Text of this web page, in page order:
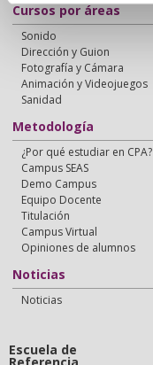
Cursos por áreas
Sonido
Dirección y Guion
Fotografía y Cámara
Animación y Videojuegos
Sanidad
Metodología
¿Por qué estudiar en CPA?
Campus SEAS
Demo Campus
Equipo Docente
Titulación
Campus Virtual
Opiniones de alumnos
Noticias
Noticias
Escuela de